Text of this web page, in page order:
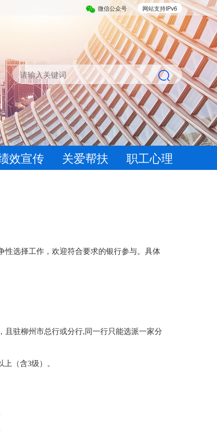
网站支持IPv6
微信公众号
效宣传 关爱帮扶 职工心理
性选择工作，欢迎符合要求的银行参与。具体
且驻柳州市总行或分行,同一行只能选派一家分
（含3级）。